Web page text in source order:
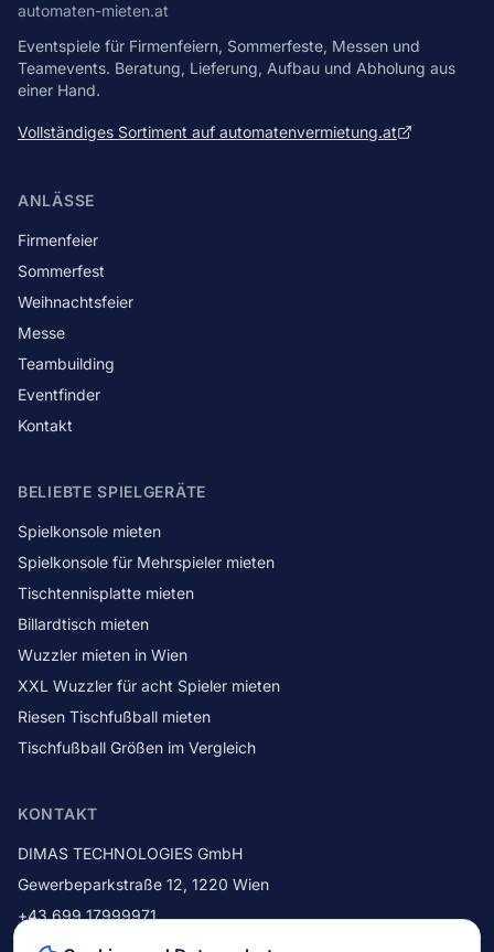
automaten-mieten.at
Eventspiele für Firmenfeiern, Sommerfeste, Messen und
Teamevents. Beratung, Lieferung, Aufbau und Abholung aus
einer Hand.
Vollständiges Sortiment auf automatenvermietung.at
ANLÄSSE
Firmenfeier
Sommerfest
Weihnachtsfeier
Messe
Teambuilding
Eventfinder
Kontakt
BELIEBTE SPIELGERÄTE
Spielkonsole mieten
Spielkonsole für Mehrspieler mieten
Tischtennisplatte mieten
Billardtisch mieten
Wuzzler mieten in Wien
XXL Wuzzler für acht Spieler mieten
Riesen Tischfußball mieten
Tischfußball Größen im Vergleich
KONTAKT
DIMAS TECHNOLOGIES GmbH
Gewerbeparkstraße 12, 1220 Wien
+43 699 17999971
+43 1 214 42 92